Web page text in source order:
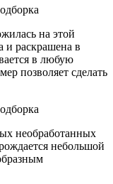
на этой
и раскрашена в
в любую
позволяет сделать
необработанных
небольшой